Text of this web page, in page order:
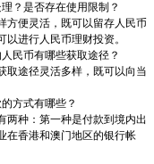
？是否存在使用限制？
方便灵活，既可以留存人民币
进行人民币理财投资。
民币有哪些获取途径？
取途径灵活多样，既可以向当
方式有哪些？
两种：第一种是付款到境内出
在香港和澳门地区的银行帐